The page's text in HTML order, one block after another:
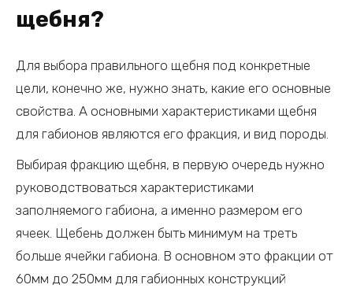
щебня?
Для выбора правильного щебня под конкретные
цели, конечно же, нужно знать, какие его основные
свойства. А основными характеристиками щебня
для габионов являются его фракция, и вид породы.
Выбирая фракцию щебня, в первую очередь нужно
руководствоваться характеристиками
заполняемого габиона, а именно размером его
ячеек. Щебень должен быть минимум на треть
больше ячейки габиона. В основном это фракции от
60мм до 250мм для габионных конструкций